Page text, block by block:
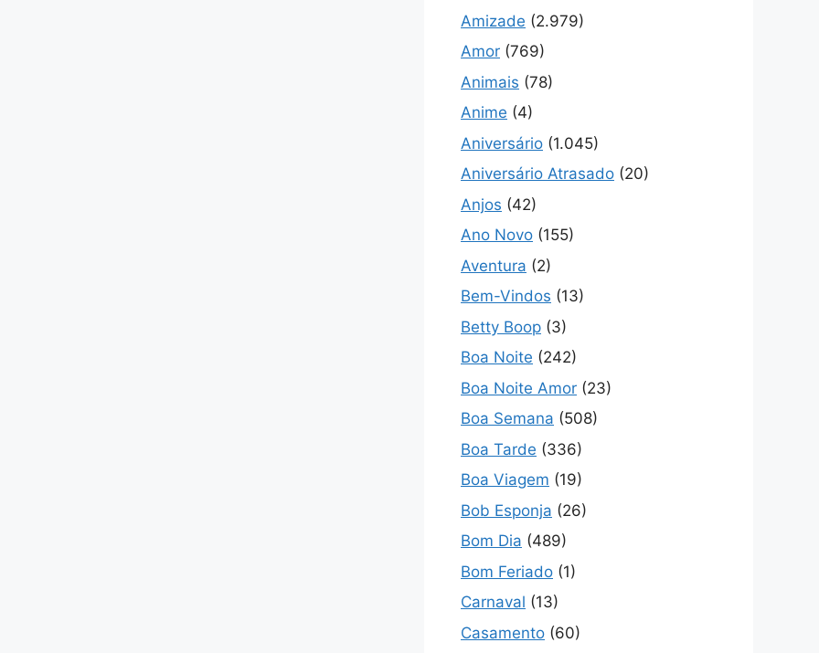
Amizade (2.979)
Amor (769)
Animais (78)
Anime (4)
Aniversário (1.045)
Aniversário Atrasado (20)
Anjos (42)
Ano Novo (155)
Aventura (2)
Bem-Vindos (13)
Betty Boop (3)
Boa Noite (242)
Boa Noite Amor (23)
Boa Semana (508)
Boa Tarde (336)
Boa Viagem (19)
Bob Esponja (26)
Bom Dia (489)
Bom Feriado (1)
Carnaval (13)
Casamento (60)